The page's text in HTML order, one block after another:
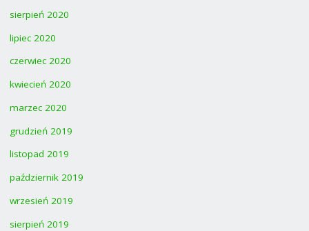
sierpień 2020
lipiec 2020
czerwiec 2020
kwiecień 2020
marzec 2020
grudzień 2019
listopad 2019
październik 2019
wrzesień 2019
sierpień 2019